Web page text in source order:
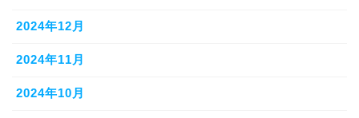
2024年12月
2024年11月
2024年10月